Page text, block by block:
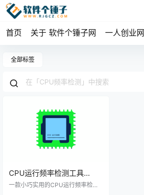
首页 关于 软件个锤子网 一人创业网
全部标签
CPU运行频率检测工具
CpuFrequenz v4.55 | 软件
一款小巧实用的CPU运行频率检测